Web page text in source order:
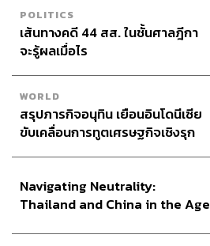
POLITICS
เส้นทางคดี 44 สส. ในชั้นศาลฎีกา
จะรู้ผลเมื่อไร
WORLD
สรุปภารกิจอนุทิน เยือนอินโดนีเซีย
ขับเคลื่อนการทูตเศรษฐกิจเชิงรุก
Navigating Neutrality:
Thailand and China in the Age